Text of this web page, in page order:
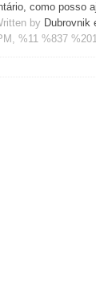
como posso
by Dubrovnik
%11 %837